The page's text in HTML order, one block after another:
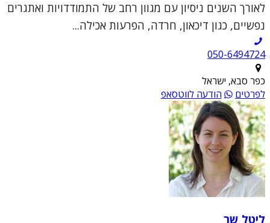
לאורך השנים ניסיון עם מגוון רחב של התמודדויות ואתגרים
נפשיים, כגון דיכאון, חרדה, הפרעות אכילה...
050-6494724
כפר סבא, ישראל
לפרטים
הודעה לווטסאפ
ליטל שר